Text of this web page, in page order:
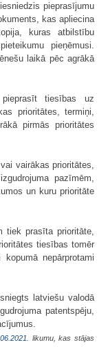
pieprasījumu
kas apliecina
kuras atbilstību
pieņēmusi.
laikā pēc agrākā
tiesības uz
prioritātes, termiņi,
pirmās prioritātes
vairākas prioritātes,
pazīmēm,
un kuru prioritāte
tiek prasīta prioritāte,
tiesības tomēr
nepārprotami
latviešu valodā
patentspēju,
. likumu, kas stājas